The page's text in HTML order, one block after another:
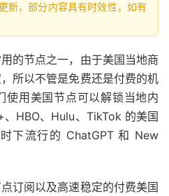
，部分内容具有时效性，如有
的节点之一，由于美国当地商
所以不管是免费还是付费的机
使用美国节点可以解锁当地内
HBO、Hulu、TikTok 的美国
下流行的 ChatGPT 和 New
订阅以及高速稳定的付费美国